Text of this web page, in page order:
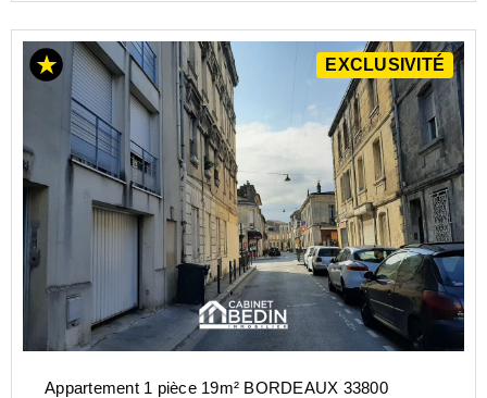
EXCLUSIVITÉ
Appartement 1 pièce 19m² BORDEAUX 33800